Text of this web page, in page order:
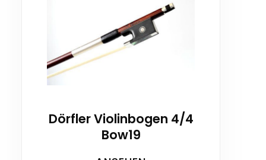
Dörfler Violinbogen 4/4
Bow19